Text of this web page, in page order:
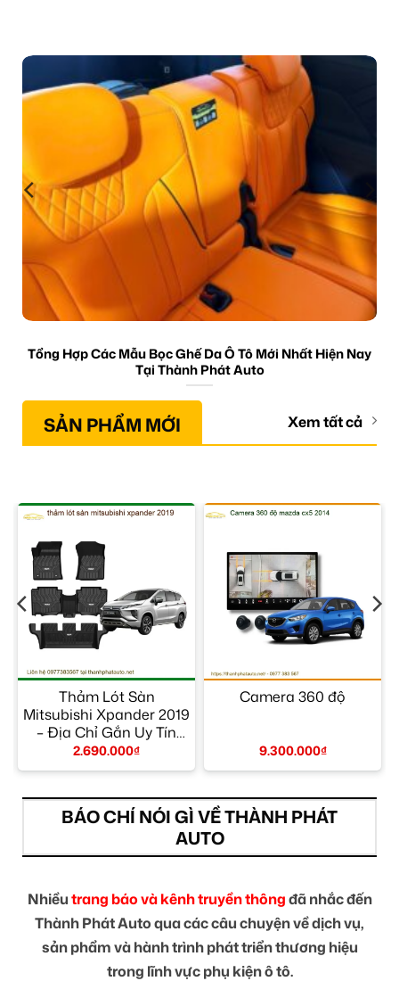
Tổng Hợp Các Mẫu Bọc Ghế Da Ô Tô Mới Nhất Hiện Nay
Tại Thành Phát Auto
SẢN PHẨM MỚI Xem tất cả
Thảm Lót Sàn
Mitsubishi Xpander 2019
– Địa Chỉ Gắn Uy Tín
TPHCM
2.690.000₫
Camera 360 độ
9.300.000₫
BÁO CHÍ NÓI GÌ VỀ THÀNH PHÁT
AUTO
Nhiềutrang báo và kênh truyền thôngđã nhắc đến
Thành Phát Auto qua các câu chuyện về dịch vụ,
sản phẩm và hành trình phát triển thương hiệu
trong lĩnh vực phụ kiện ô tô.